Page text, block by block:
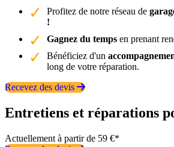
Profitez de notre réseau de
!
Gagnez du temps en prenant
Bénéficiez d'un
long de votre réparation.
Recevez des devis
Entretiens et réparations
Actuellement à partir de 59 €*